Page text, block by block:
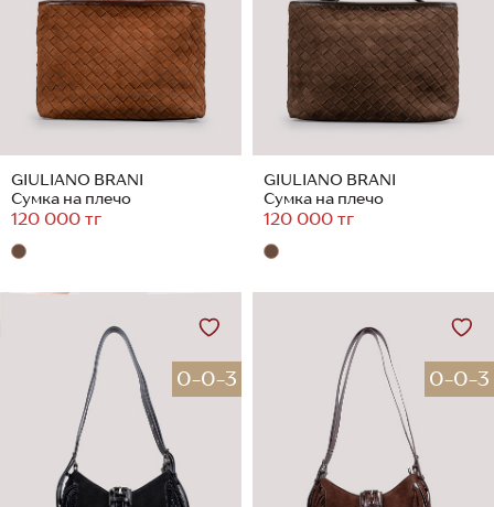
GIULIANO BRANI
Сумка на плечо
120 000 тг
GIULIANO BRANI
Сумка на плечо
120 000 тг
0-0-3 0-0-3